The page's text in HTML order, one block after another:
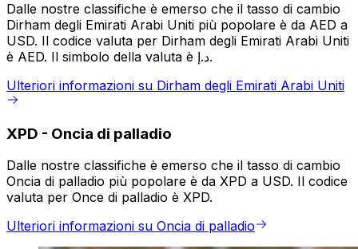
Dalle nostre classifiche è emerso che il tasso di cambio
Dirham degli Emirati Arabi Uniti più popolare è da AED a
USD. Il codice valuta per Dirham degli Emirati Arabi Uniti
è AED. Il simbolo della valuta è د.إ.
Ulteriori informazioni su Dirham degli Emirati Arabi Uniti
XPD - Oncia di palladio
Dalle nostre classifiche è emerso che il tasso di cambio
Oncia di palladio più popolare è da XPD a USD. Il codice
valuta per Once di palladio è XPD.
Ulteriori informazioni su Oncia di palladio